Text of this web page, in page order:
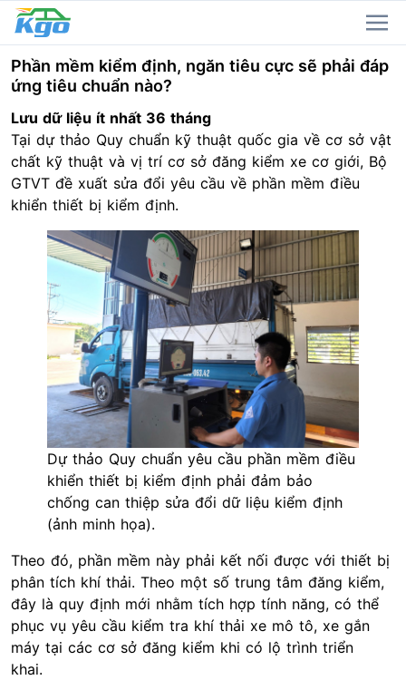
Phần mềm kiểm định, ngăn tiêu cực sẽ phải đáp
ứng tiêu chuẩn nào?
Lưu dữ liệu ít nhất 36 tháng
Tại dự thảo Quy chuẩn kỹ thuật quốc gia về cơ sở vật
chất kỹ thuật và vị trí cơ sở đăng kiểm xe cơ giới, Bộ
GTVT đề xuất sửa đổi yêu cầu về phần mềm điều
khiển thiết bị kiểm định.
Dự thảo Quy chuẩn yêu cầu phần mềm điều
khiển thiết bị kiểm định phải đảm bảo
chống can thiệp sửa đổi dữ liệu kiểm định
(ảnh minh họa).
Theo đó, phần mềm này phải kết nối được với thiết bị
phân tích khí thải. Theo một số trung tâm đăng kiểm,
đây là quy định mới nhằm tích hợp tính năng, có thể
phục vụ yêu cầu kiểm tra khí thải xe mô tô, xe gắn
máy tại các cơ sở đăng kiểm khi có lộ trình triển
khai.